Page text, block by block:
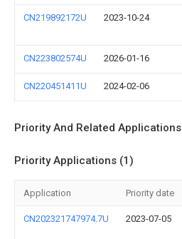
CN219892172U 2023-10-24
CN223802574U 2026-01-16
CN220451411U 2024-02-06
Priority And Related Applications
Priority Applications (1)
Application Priority date
CN202321747974.7U 2023-07-05